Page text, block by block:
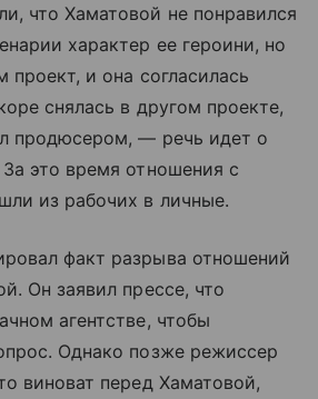
что Хаматовой не понравился
характер ее героини, но
проект, и она согласилась
снялась в другом проекте,
продюсером, — речь идет о
это время отношения с
из рабочих в личные.
факт разрыва отношений
Он заявил прессе, что
агентстве, чтобы
Однако позже режиссер
виноват перед Хаматовой,